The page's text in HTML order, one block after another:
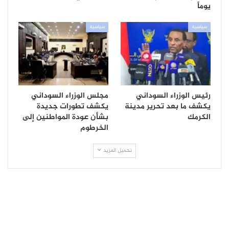
يوماً
سياسية
رئيس الوزراء السوداني
يكشف ما بعد تحرير مدينة
الكرمك
سياسية
مجلس الوزراء السوداني
يكشف تطورات جديدة
بشأن عودة المواطنين إلى
الخرطوم
تحميل المزيد